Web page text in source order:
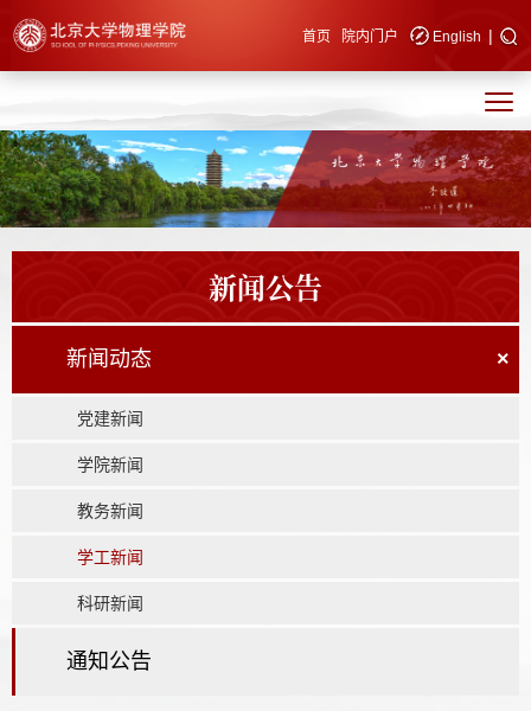
快速导航 首页 院内门户 English |
新闻公告
新闻动态 ×
党建新闻
学院新闻
教务新闻
学工新闻
科研新闻
通知公告